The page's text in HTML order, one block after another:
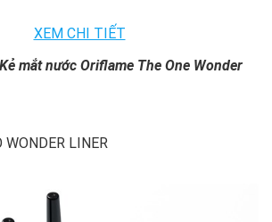
mắt nước Oriflame The One Wonder
LINER